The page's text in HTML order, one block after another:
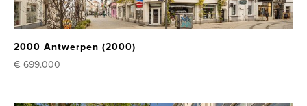
2000 Antwerpen (2000)
€ 699.000